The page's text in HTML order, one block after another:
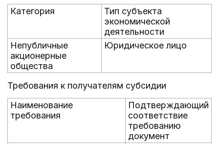
Категория
Тип субъекта
экономической
деятельности
Непубличные
акционерные
общества
Юридическое лицо
Требования к получателям субсидии
Наименование
требования
Подтверждающий
соответствие
требованию
документ